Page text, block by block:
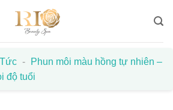
-
Phun môi màu hồng tự nhiên –
độ tuổi